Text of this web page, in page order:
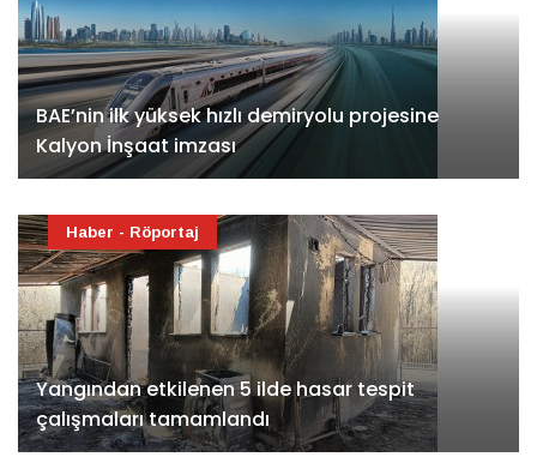
BAE’nin ilk yüksek hızlı demiryolu projesine
Kalyon İnşaat imzası
Yangından etkilenen 5 ilde hasar tespit
çalışmaları tamamlandı
Haber - Röportaj